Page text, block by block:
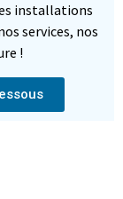
installations
services, nos
!